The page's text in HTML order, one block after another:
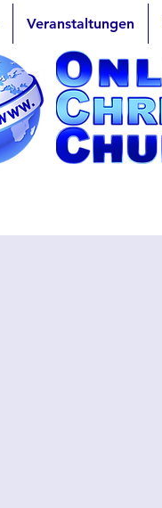
Veranstaltungen